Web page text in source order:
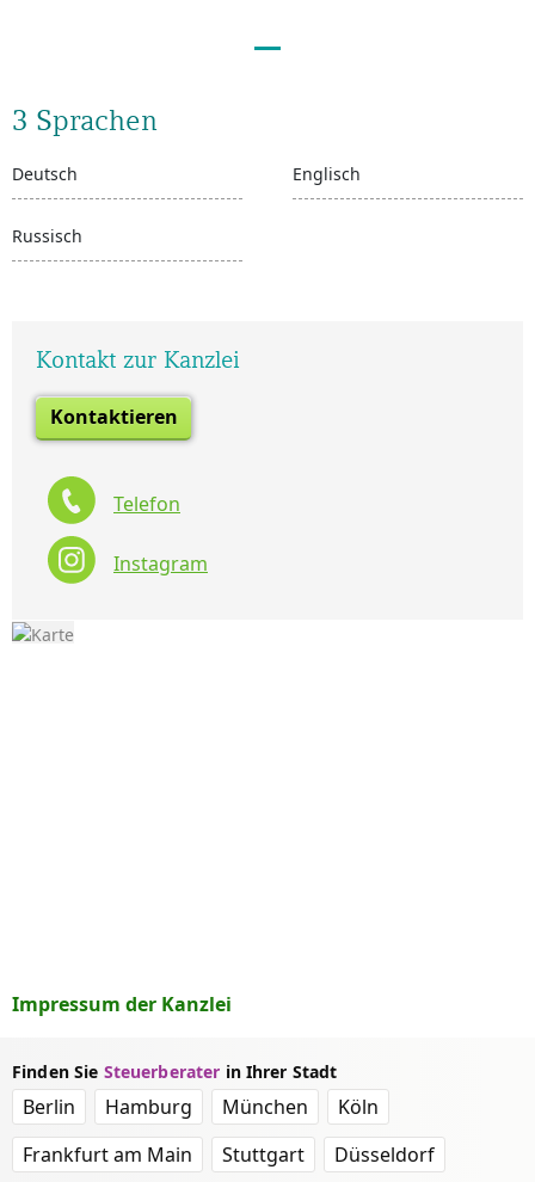
3 Sprachen
Deutsch Englisch
Russisch
Kontakt zur Kanzlei
Kontaktieren
Telefon
Instagram
Impressum der Kanzlei
Finden Sie Steuerberater in Ihrer Stadt
Berlin Hamburg München
Köln
Frankfurt am Main
Stuttgart
Düsseldorf